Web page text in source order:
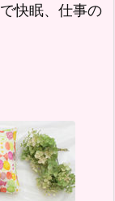
快眠、仕事の